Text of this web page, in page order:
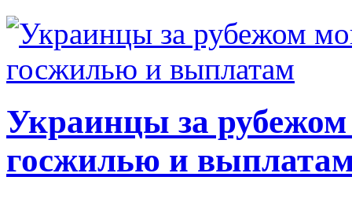
Украинцы за рубежом
госжилью и